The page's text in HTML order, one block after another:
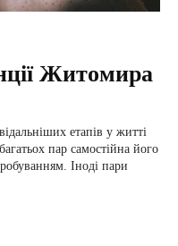
Житомира
етапів у житті
пар самостійна його
Іноді пари